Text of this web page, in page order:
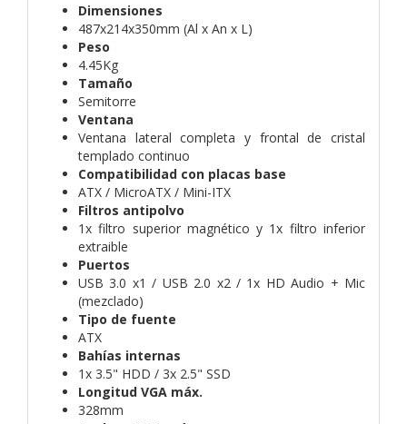
Dimensiones
487x214x350mm (Al x An x L)
Peso
4.45Kg
Tamaño
Semitorre
Ventana
Ventana lateral completa y frontal de cristal
templado continuo
Compatibilidad con placas base
ATX / MicroATX / Mini-ITX
Filtros antipolvo
1x filtro superior magnético y 1x filtro inferior
extraible
Puertos
USB 3.0 x1 / USB 2.0 x2 / 1x HD Audio + Mic
(mezclado)
Tipo de fuente
ATX
Bahías internas
1x 3.5" HDD / 3x 2.5" SSD
Longitud VGA máx.
328mm